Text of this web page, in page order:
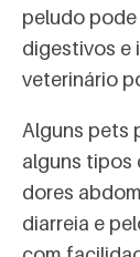
peludo
digestivos e
veterinário
Alguns pets
alguns tipos
dores
diarreia e